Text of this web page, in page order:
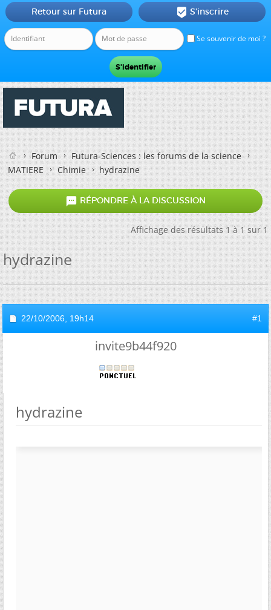
Se souvenir de moi ?
Retour sur Futura  S'inscrire
Forum
Futura-Sciences : les forums de la science
MATIERE
Chimie hydrazine
 RÉPONDRE À LA DISCUSSION
Affichage des résultats 1 à 1 sur 1
hydrazine
22/10/2006, 19h14 #1
invite9b44f920
hydrazine